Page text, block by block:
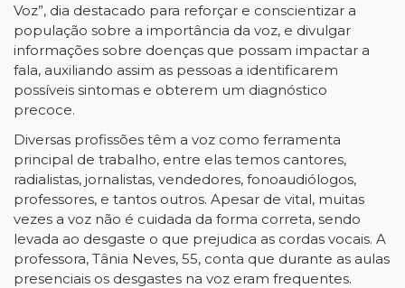
Voz”, dia destacado para reforçar e conscientizar a
população sobre a importância da voz, e divulgar
informações sobre doenças que possam impactar a
fala, auxiliando assim as pessoas a identificarem
possíveis sintomas e obterem um diagnóstico
precoce.
Diversas profissões têm a voz como ferramenta
principal de trabalho, entre elas temos cantores,
radialistas, jornalistas, vendedores, fonoaudiólogos,
professores, e tantos outros. Apesar de vital, muitas
vezes a voz não é cuidada da forma correta, sendo
levada ao desgaste o que prejudica as cordas vocais. A
professora, Tânia Neves, 55, conta que durante as aulas
presenciais os desgastes na voz eram frequentes.